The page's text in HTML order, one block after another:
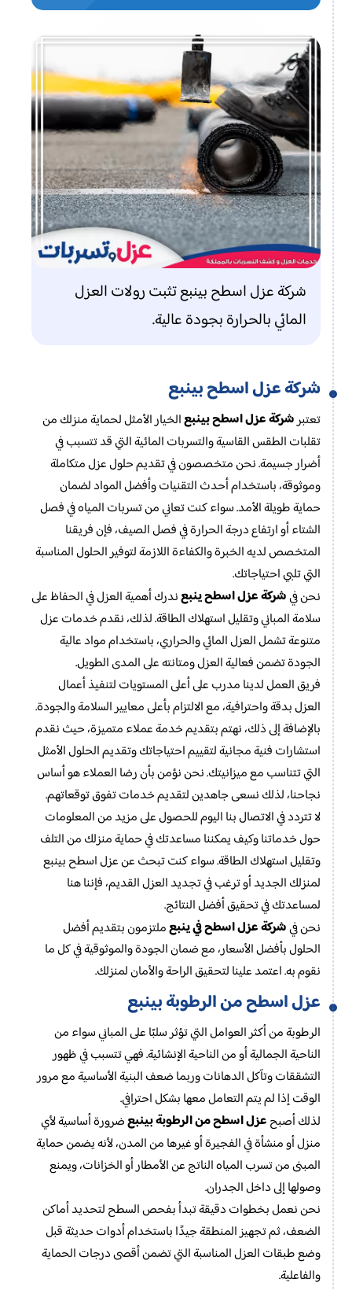
شركة عزل اسطح بينبع تثبت رولات العزل
المائي بالحرارة بجودة عالية.
شركة عزل اسطح بينبع
تعتبرشركة عزل اسطح بينبعالخيار الأمثل لحماية منزلك من
تقلبات الطقس القاسية والتسربات المائية التي قد تتسبب في
أضرار جسيمة. نحن متخصصون في تقديم حلول عزل متكاملة
وموثوقة، باستخدام أحدث التقنيات وأفضل المواد لضمان
حماية طويلة الأمد. سواء كنت تعاني من تسربات المياه في فصل
الشتاء أو ارتفاع درجة الحرارة في فصل الصيف، فإن فريقنا
المتخصص لديه الخبرة والكفاءة اللازمة لتوفير الحلول المناسبة
التي تلبي احتياجاتك.
نحن فيشركة عزل اسطح ينبعندرك أهمية العزل في الحفاظ على
سلامة المباني وتقليل استهلاك الطاقة. لذلك، نقدم خدمات عزل
متنوعة تشمل العزل المائي والحراري، باستخدام مواد عالية
الجودة تضمن فعالية العزل ومتانته على المدى الطويل.
فريق العمل لدينا مدرب على أعلى المستويات لتنفيذ أعمال
العزل بدقة واحترافية، مع الالتزام بأعلى معايير السلامة والجودة.
بالإضافة إلى ذلك، نهتم بتقديم خدمة عملاء متميزة، حيث نقدم
استشارات فنية مجانية لتقييم احتياجاتك وتقديم الحلول الأمثل
التي تتناسب مع ميزانيتك. نحن نؤمن بأن رضا العملاء هو أساس
نجاحنا، لذلك نسعى جاهدين لتقديم خدمات تفوق توقعاتهم.
لا تتردد في الاتصال بنا اليوم للحصول على مزيد من المعلومات
حول خدماتنا وكيف يمكننا مساعدتك في حماية منزلك من التلف
وتقليل استهلاك الطاقة. سواء كنت تبحث عن عزل اسطح بينبع
لمنزلك الجديد أو ترغب في تجديد العزل القديم، فإننا هنا
لمساعدتك في تحقيق أفضل النتائج.
نحن فيشركة عزل اسطح في ينبعملتزمون بتقديم أفضل
الحلول بأفضل الأسعار، مع ضمان الجودة والموثوقية في كل ما
نقوم به. اعتمد علينا لتحقيق الراحة والأمان لمنزلك.
عزل اسطح من الرطوبة بينبع
الرطوبة من أكثر العوامل التي تؤثر سلبًا على المباني سواء من
الناحية الجمالية أو من الناحية الإنشائية. فهي تتسبب في ظهور
التشققات وتآكل الدهانات وربما ضعف البنية الأساسية مع مرور
الوقت إذا لم يتم التعامل معها بشكل احترافي.
لذلك أصبحعزل اسطح من الرطوبة بينبعضرورة أساسية لأي
منزل أو منشأة في الفجيرة أو غيرها من المدن، لأنه يضمن حماية
المبنى من تسرب المياه الناتج عن الأمطار أو الخزانات، ويمنع
وصولها إلى داخل الجدران.
نحن نعمل بخطوات دقيقة تبدأ بفحص السطح لتحديد أماكن
الضعف، ثم تجهيز المنطقة جيدًا باستخدام أدوات حديثة قبل
وضع طبقات العزل المناسبة التي تضمن أقصى درجات الحماية
والفاعلية.